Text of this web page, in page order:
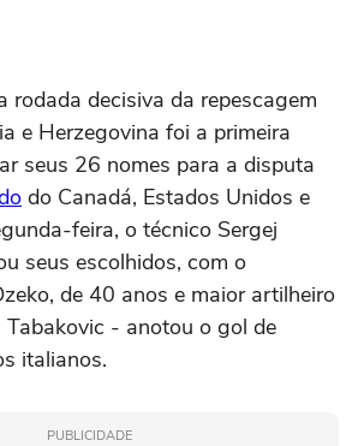
rodada decisiva da repescagem
e Herzegovina foi a primeira
seus 26 nomes para a disputa
do Canadá, Estados Unidos e
feira, o técnico Sergej
seus escolhidos, com o
de 40 anos e maior artilheiro
Tabakovic - anotou o gol de
italianos.
PUBLICIDADE